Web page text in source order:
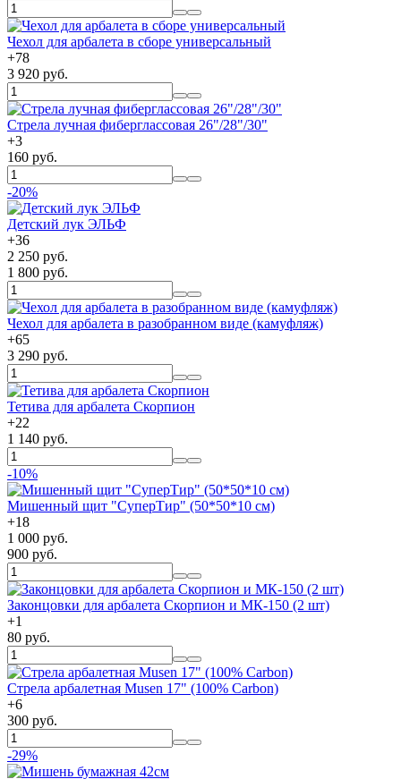
Чехол для арбалета в сборе универсальный
+78
3 920 руб.
Cтрела лучная фиберглассовая 26"/28"/30"
+3
160 руб.
-20%
Детский лук ЭЛЬФ
+36
2 250 руб.
1 800 руб.
Чехол для арбалета в разобранном виде (камуфляж)
+65
3 290 руб.
Тетива для арбалета Скорпион
+22
1 140 руб.
-10%
Мишенный щит "СуперТир" (50*50*10 см)
+18
1 000 руб.
900 руб.
Законцовки для арбалета Скорпион и МК-150 (2 шт)
+1
80 руб.
Стрела арбалетная Musen 17" (100% Carbon)
+6
300 руб.
-29%